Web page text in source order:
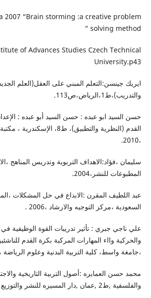
2007 “Brain storming :a creative problem
solving method “
of Advances Studies Czech Technical
University.p43
ايريك جينسن:التعلم المبني على العقل(العلم
والتدريب)،ط1،الرياض،ص113.
حسن السيد ابو عبده : حسن السيد أبو عبده :
القدم (النظرية والتطبيق)، ط8،
،2010.
سليمان ،فؤاد:الاهداف التربوية وتدريس المناهج
المطبوعات للنشر،2004.
عبد اللطيف المقرن :الابداع في حل المشكلات
السعودية ،مركز التوجيه والارشاد ،2006 .
علي ناجي جبري : تأثير تدريبات القوة الوظيفية
والحركية وااء المهارات المركبة بكرة القدم
،جامغة واسط، كلية التربية البدنية وعلوم الرياضة ،2019.
محمد حسن العمايره :أصول التربية التاريخية
والفلسفية ,ط2 ,عمان ,دار المسيره للنشر والتوزيع والطباعه ,2000.